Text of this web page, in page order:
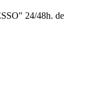
24/48h. de